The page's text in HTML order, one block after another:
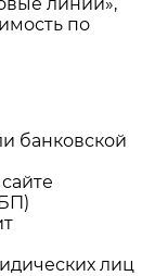
по
банковской
лиц